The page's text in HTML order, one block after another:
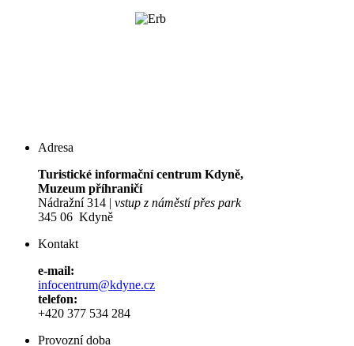
Adresa
Turistické informační centrum Kdyně,
Muzeum příhraničí
Nádražní 314 | vstup z náměstí přes park
345 06 Kdyně
Kontakt
e-mail:
infocentrum@kdyne.cz
telefon:
+420 377 534 284
Provozní doba